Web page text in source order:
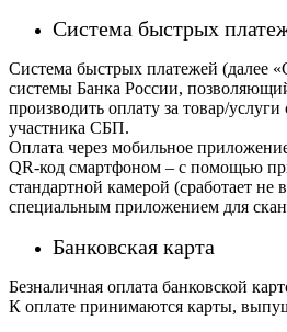
Система быстрых
Система быстрых платежей (далее
системы Банка России,
производить оплату за товар/
участника СБП.
Оплата через мобильное
QR-код смартфоном – с помощью
стандартной камерой (сработает не
специальным приложением для
Банковская карта
Безналичная оплата банковской
К оплате принимаются карты,